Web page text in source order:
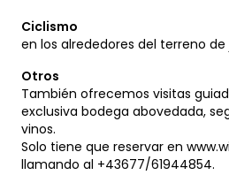
Ciclismo
en los alrededores del terreno de
Otros
También ofrecemos visitas
exclusiva bodega abovedada,
vinos.
Solo tiene que reservar en
llamando al +43677/61944854.